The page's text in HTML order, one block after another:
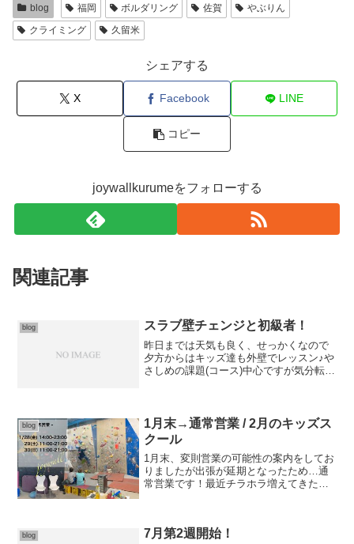
blog 福岡 ボルダリング 佐賀
やぶりん
クライミング
久留米
シェアする
X Facebook LINE
コピー
joywallkurumeをフォローする
関連記事
blog スラブ壁チェンジと初級者！
昨日までは天気も良く、せっかくなので
夕方からはキッズ達も外壁でレッスン♪や
さしめの課題(コース)中心ですが気分転換
です！！！経...
blog
1月末→通常営業 / 2月のキッズス
クール
1月末、変則営業の可能性の案内をしてお
りましたが出張が延期となったため…通
常営業です！最近チラホラ増えてきたボ
スクール水曜ク...
blog 7月第2週開始！